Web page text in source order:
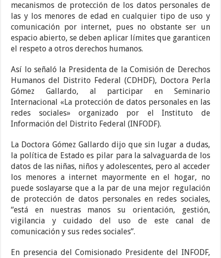
mecanismos de protección de los datos personales de
las y los menores de edad en cualquier tipo de uso y
comunicación por internet, pues no obstante ser un
espacio abierto, se deben aplicar límites que garanticen
el respeto a otros derechos humanos.
Así lo señaló la Presidenta de la Comisión de Derechos
Humanos del Distrito Federal (CDHDF), Doctora Perla
Gómez Gallardo, al participar en Seminario
Internacional «La protección de datos personales en las
redes sociales» organizado por el Instituto de
Información del Distrito Federal (INFODF).
La Doctora Gómez Gallardo dijo que sin lugar a dudas,
la política de Estado es pilar para la salvaguarda de los
datos de las niñas, niños y adolescentes, pero al acceder
los menores a internet mayormente en el hogar, no
puede soslayarse que a la par de una mejor regulación
de protección de datos personales en redes sociales,
“está en nuestras manos su orientación, gestión,
vigilancia y cuidado del uso de este canal de
comunicación y sus redes sociales”.
En presencia del Comisionado Presidente del INFODF,